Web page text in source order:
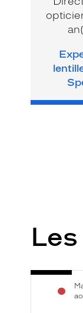
Opticien
Voir